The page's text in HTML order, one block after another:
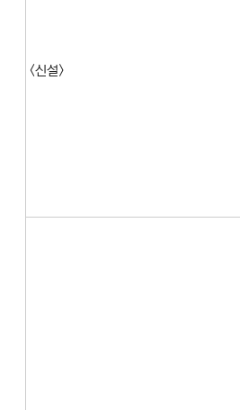
<신설>